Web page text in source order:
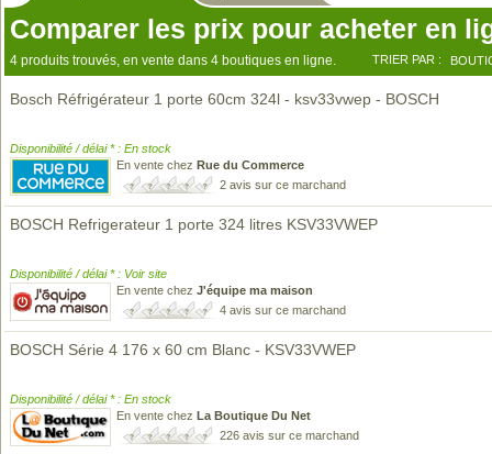
Comparer les prix pour acheter en
4 produits trouvés, en vente dans 4 boutiques en ligne. TRIER PAR :
Bosch Réfrigérateur 1 porte 60cm 324l - ksv33vwep - BOSCH
Disponibilité / délai * : En stock
En vente chez Rue du Commerce
2 avis sur ce marchand
BOSCH Refrigerateur 1 porte 324 litres KSV33VWEP
Disponibilité / délai * : Voir site
En vente chez J'équipe ma maison
4 avis sur ce marchand
BOSCH Série 4 176 x 60 cm Blanc - KSV33VWEP
Disponibilité / délai * : En stock
En vente chez La Boutique Du Net
226 avis sur ce marchand